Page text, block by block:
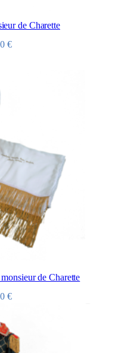
de Charette
€
de Charette
€